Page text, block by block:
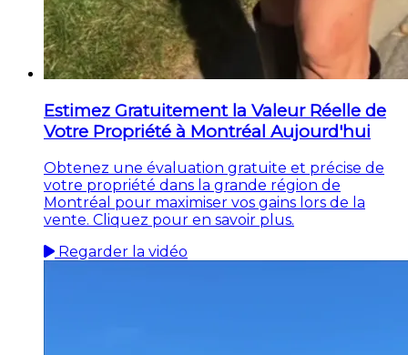
Estimez Gratuitement la Valeur Réelle de
Votre Propriété à Montréal Aujourd'hui
Obtenez une évaluation gratuite et précise de
votre propriété dans la grande région de
Montréal pour maximiser vos gains lors de la
vente. Cliquez pour en savoir plus.
Regarder la vidéo